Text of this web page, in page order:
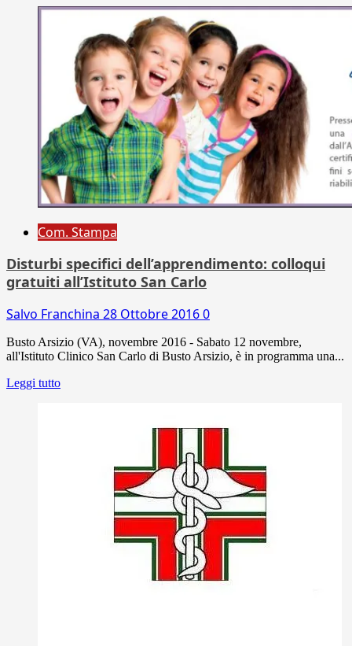
Com. Stampa
Disturbi specifici dell’apprendimento: colloqui
gratuiti all’Istituto San Carlo
Salvo Franchina 28 Ottobre 20160
Busto Arsizio (VA), novembre 2016 - Sabato 12 novembre,
all'Istituto Clinico San Carlo di Busto Arsizio, è in programma una...
Leggi tutto